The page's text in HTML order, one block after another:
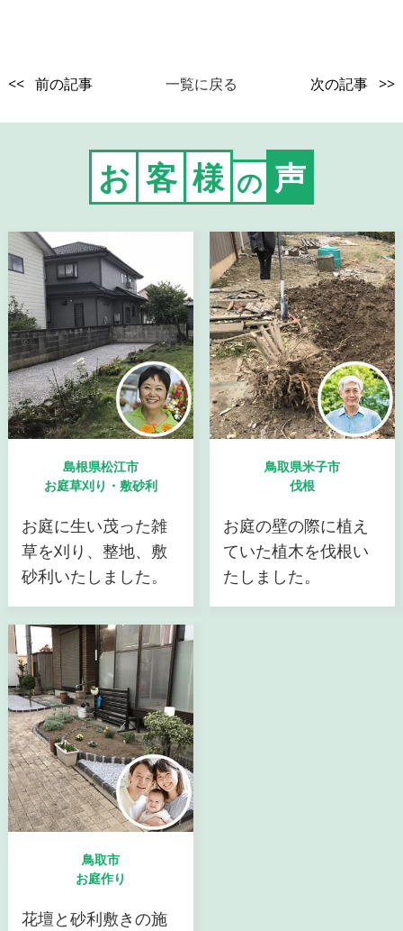
<< 前の記事 一覧に戻る 次の記事 >>
お 客 様 の 声
島根県松江市
お庭草刈り・敷砂利
お庭に生い茂った雑
草を刈り、整地、敷
砂利いたしました。
鳥取県米子市
伐根
お庭の壁の際に植え
ていた植木を伐根い
たしました。
鳥取市
お庭作り
花壇と砂利敷きの施